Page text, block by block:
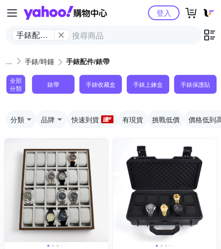
Yahoo購物中心
手錶配件/
登入
手錶/時鐘 手錶配件/錶帶
全部
分類
錶帶 手錶收藏盒 手錶上鍊盒 手錶保護貼
分類 品牌 快速到貨 有現貨 挑戰低價 價格低到